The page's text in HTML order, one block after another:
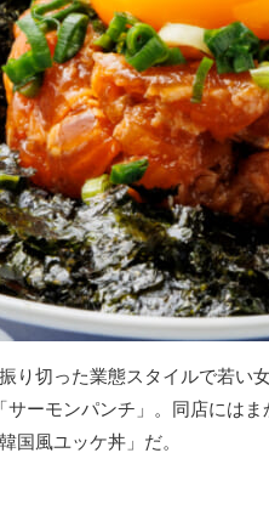
り切った業態スタイルで若い
ーモンパンチ」。同店には
国風ユッケ丼」だ。